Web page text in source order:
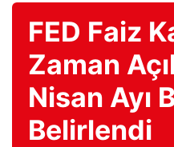
FED Faiz
Zaman
Nisan Ayı
Belirlendi